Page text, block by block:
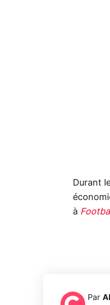
Durant
à
Par